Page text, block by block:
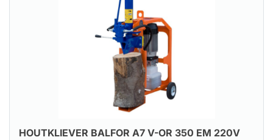
HOUTKLIEVER BALFOR A7 V-OR 350 EM 220V